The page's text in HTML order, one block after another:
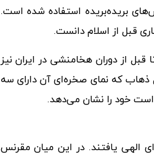
بریده‌بریده استفاده شده است.
قبل از اسلام دانست.
از دوران هخامنشی در ایران نیز
ذهاب که نمای صخره‌ای آن دارای سه
خود را نشان می‌دهد.
الهی یافتند. در این میان مقرنس